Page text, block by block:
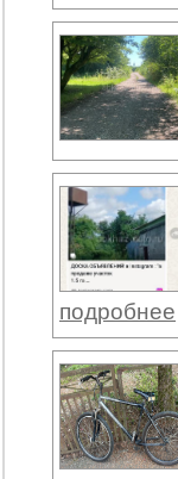
подробнее